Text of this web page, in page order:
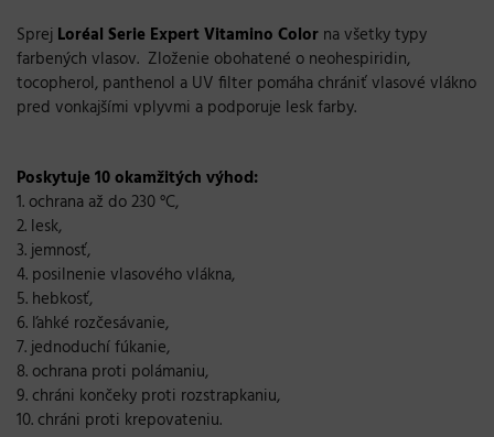
Sprej Loréal Serie Expert Vitamino Color na všetky typy
farbených vlasov. Zloženie obohatené o neohespiridin,
tocopherol, panthenol a UV filter pomáha chrániť vlasové vlákno
pred vonkajšími vplyvmi a podporuje lesk farby.
Poskytuje 10 okamžitých výhod:
1. ochrana až do 230 °C,
2. lesk,
3. jemnosť,
4. posilnenie vlasového vlákna,
5. hebkosť,
6. ľahké rozčesávanie,
7. jednoduchí fúkanie,
8. ochrana proti polámaniu,
9. chráni končeky proti rozstrapkaniu,
10. chráni proti krepovateniu.